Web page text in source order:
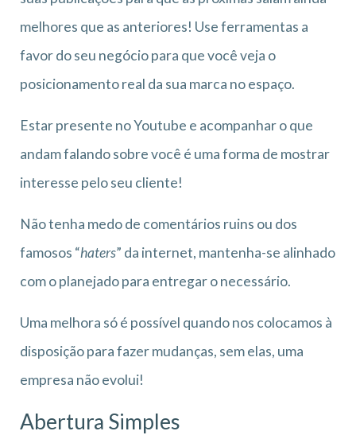
melhores que as anteriores! Use ferramentas a
favor do seu negócio para que você veja o
posicionamento real da sua marca no espaço.
Estar presente no Youtube e acompanhar o que
andam falando sobre você é uma forma de mostrar
interesse pelo seu cliente!
Não tenha medo de comentários ruins ou dos
famosos “haters” da internet, mantenha-se alinhado
com o planejado para entregar o necessário.
Uma melhora só é possível quando nos colocamos à
disposição para fazer mudanças, sem elas, uma
empresa não evolui!
Abertura Simples